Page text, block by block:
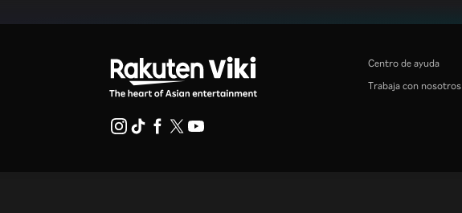
Centro de ayuda
Trabaja con nosotros